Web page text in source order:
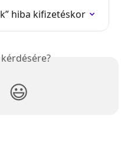
hiba kifizetéskor
😃